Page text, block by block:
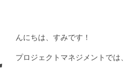
んにちは、すみです！
プロジェクトマネジメントでは、